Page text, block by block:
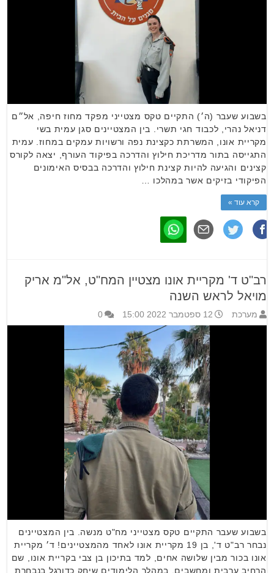
בשבוע שעבר (ה׳) התקיים טקס מצטייני מפקד מחוז חיפה, אל״ם
דניאל נהרי, לכבוד חגי תשרי. בין המצטיינים סגן עמית בשי
מקריית אונו, המשרתת כקצינת נפה ורשויות עמקים במחוז. עמית
התגייסה בתור מדריכת חילוץ והדרכה בפיקוד העורף, יצאה לקורס
קצינים והגיעה להיות קצינת חילוץ והדרכה בבסיס האימונים
הפיקודי בזיקים אשר במהלכו …
קרא עוד »
רב"ט ד' מקריית אונו מצטיין המח"ט, אל"מ אריק
מויאל לראש השנה
מערכת 12 ספטמבר 2022 15:00 0
בשבוע שעבר התקיים טקס מצטייני מח"ט מנשה. בין המצטיינים
נבחר רב"ט ד', בן 19 מקריית אונו לאחד מהמצטיינים! ד׳ מקריית
אונו בכור מבין שלושה אחים, למד בתיכון בן צבי בקריית אונו, שם
הרחיב ערבית ומחשבים. במהלך הלימודים שיחק כדורגל בנבחרת